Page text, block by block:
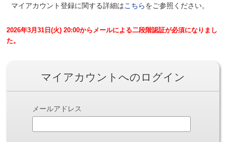
マイアカウント登録に関する詳細はこちらをご参照ください。
2026年3月31日(火) 20:00からメールによる二段階認証が必須になりまし
た。
マイアカウントへのログイン
メールアドレス